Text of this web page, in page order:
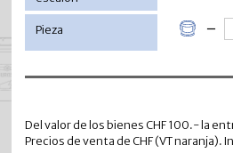
Del valor de los bienes CHF 100.- la
Precios de venta de CHF (VT naranja).